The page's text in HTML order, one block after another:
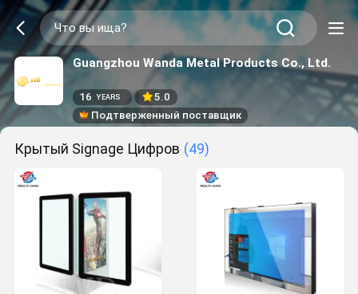
Guangzhou Wanda Metal Products Co., Ltd.
16 YEARS
5.0
Подтверженный поставщик
Крытый Signage Цифров (49)